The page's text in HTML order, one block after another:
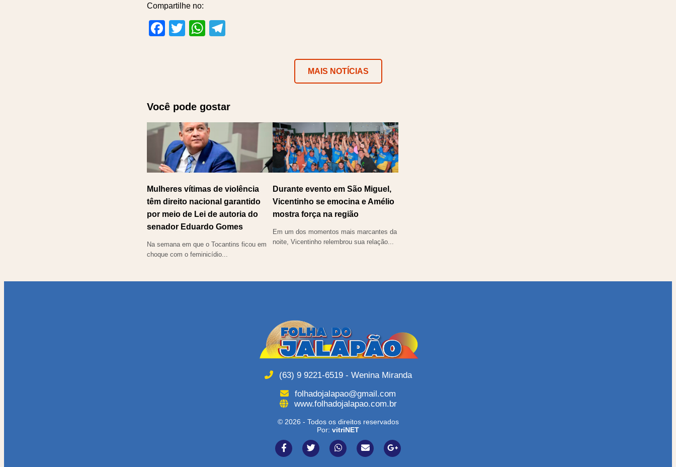
Compartilhe no:
Facebook
TwitterWhatsApp
MAIS NOTÍCIAS
Você pode gostar
Mulheres vítimas de violência
têm direito nacional garantido
por meio de Lei de autoria do
senador Eduardo Gomes
Na semana em que o Tocantins ficou em
choque com o feminicídio...
Durante evento em São Miguel,
Vicentinho se emocina e Amélio
mostra força na região
Em um dos momentos mais marcantes da
noite, Vicentinho relembrou sua relação...
(63) 9 9221-6519 - Wenina Miranda
folhadojalapao@gmail.com
www.folhadojalapao.com.br
© 2026 - Todos os direitos reservados
Por: vitriNET